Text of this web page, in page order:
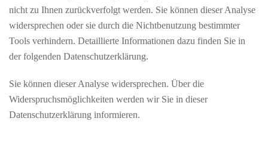
nicht zu Ihnen zurückverfolgt werden. Sie können dieser Analyse
widersprechen oder sie durch die Nichtbenutzung bestimmter
Tools verhindern. Detaillierte Informationen dazu finden Sie in
der folgenden Datenschutzerklärung.
Sie können dieser Analyse widersprechen. Über die
Widerspruchsmöglichkeiten werden wir Sie in dieser
Datenschutzerklärung informieren.